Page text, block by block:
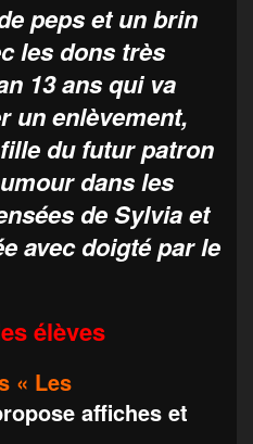
peps et un brin
les dons très
13 ans qui va
un enlèvement,
du futur patron
dans les
de Sylvia et
avec doigté par le
élèves
« Les
affiches et